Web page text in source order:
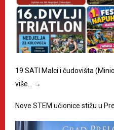
19 SATI Malci i čudovišta
više… →
Nove STEM učionice stižu u